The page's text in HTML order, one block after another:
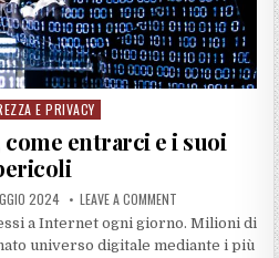
E PRIVACY
come entrarci e i suoi
2024 LEAVE A COMMENT
a Internet ogni giorno. Milioni di
universo digitale mediante i più